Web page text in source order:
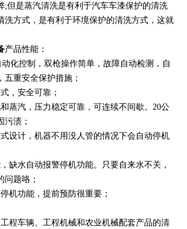
;但是蒸汽清洗是有利于汽车车漆保护的清洗
洗方式，是有利于环境保护的清洗方式，这就
产品性能：
化控制，双枪操作简单，故障自动检测，自
重安全保护措施；
，安全可靠；
蒸汽，压力稳定可靠，可连续不间歇。20公
污渍；
设计，机器不用没人管的情况下会自动停机
缺水自动报警停机功能。只要自来水不关，
问题咯；
机功能，提前预防很重要；
程车辆、工程机械和农业机械配套产品的清